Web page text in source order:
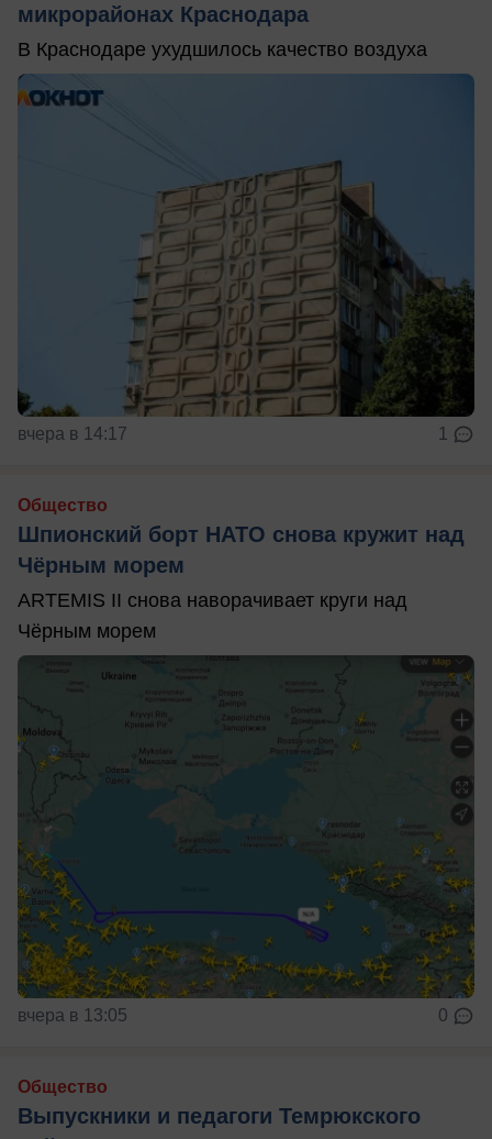
микрорайонах Краснодара
В Краснодаре ухудшилось качество воздуха
вчера в 14:17 1
Общество
Шпионский борт НАТО снова кружит над
Чёрным морем
ARTEMIS II снова наворачивает круги над
Чёрным морем
вчера в 13:05 0
Общество
Выпускники и педагоги Темрюкского